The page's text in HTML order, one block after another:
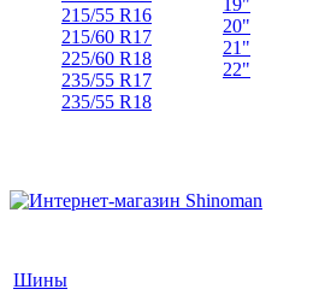
215/55 R16
215/60 R17
225/60 R18
235/55 R17
235/55 R18
19"
20"
21"
22"
Шины